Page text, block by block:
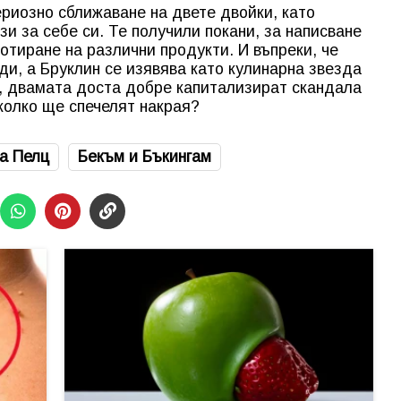
сближаване на двете двойки, като
за себе си. Те получили покани, за написване
на различни продукти. И въпреки, че
а Бруклин се изявява като кулинарна звезда
доста добре капитализират скандала
ще спечелят накрая?
Пелц Бекъм и Бъкингам